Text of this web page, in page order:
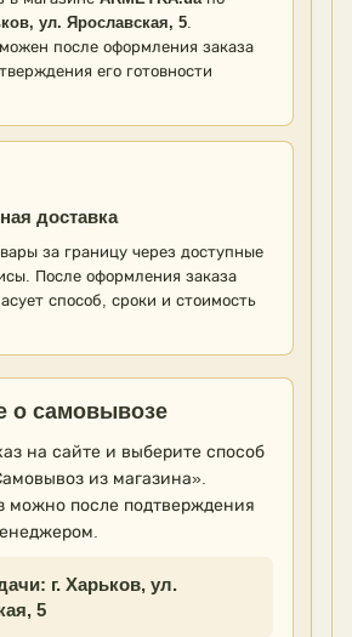
ул. Ярославская, 5.
после оформления заказа
его готовности
доставка
за границу через доступные
После оформления заказа
способ, сроки и стоимость
о самовывозе
на сайте и выберите способ
из магазина».
можно после подтверждения
г. Харьков, ул.
5